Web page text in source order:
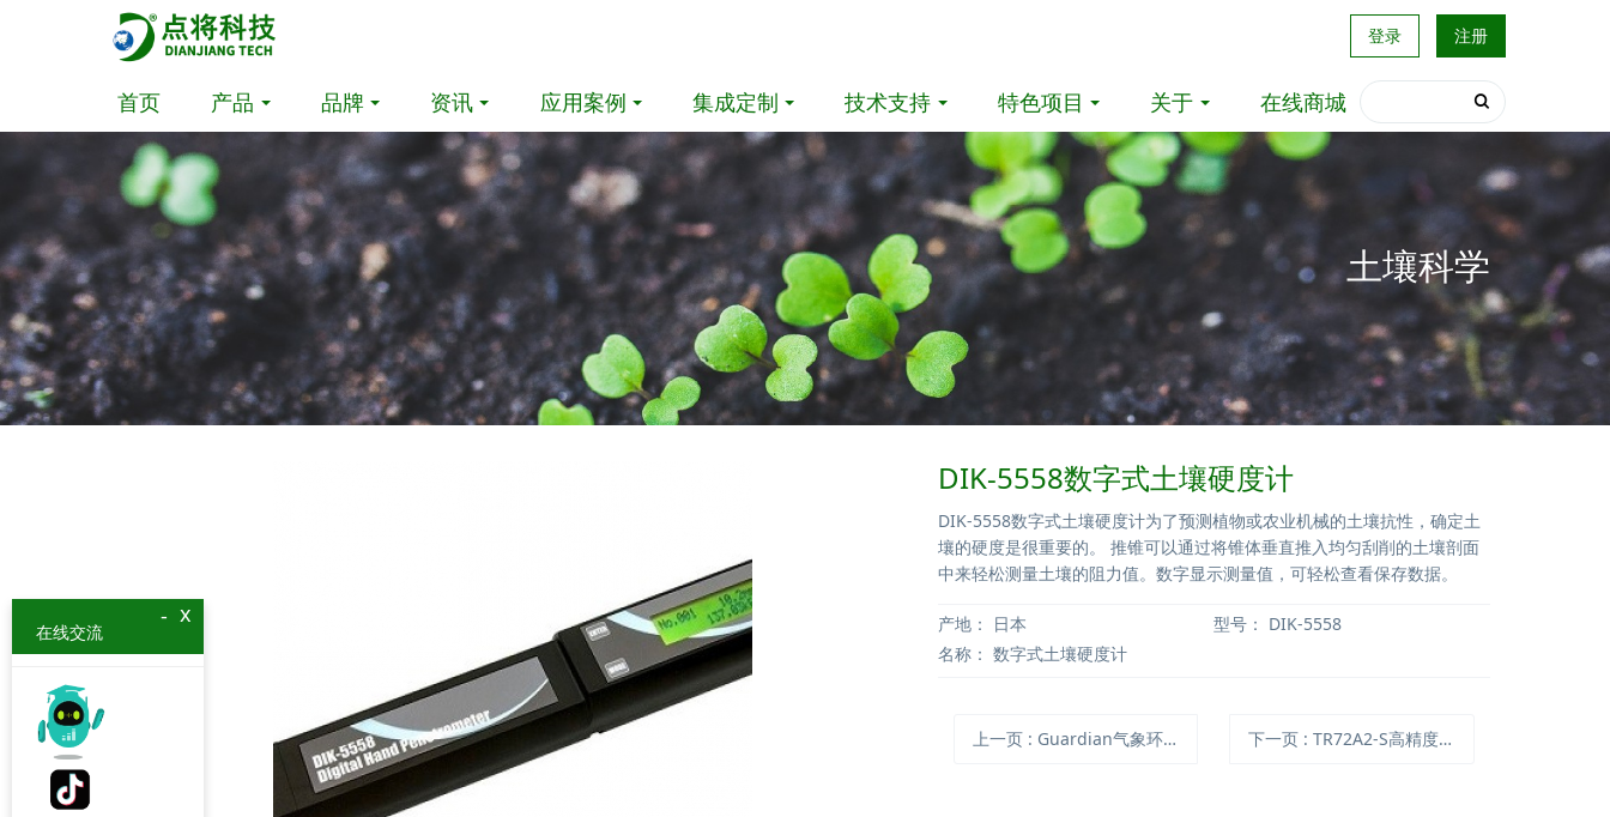
登录 注册
首页 产品 品牌 资讯 应用案例 集成定制 技术支持 特色项目 关于 在线商城
土壤科学
DIK-5558数字式土壤硬度计
DIK-5558数字式土壤硬度计为了预测植物或农业机械的土壤抗性，确定土
壤的硬度是很重要的。 推锥可以通过将锥体垂直推入均匀刮削的土壤剖面
中来轻松测量土壤的阻力值。数字显示测量值，可轻松查看保存数据。
产地： 日本 型号： DIK-5558
名称： 数字式土壤硬度计
上一页 : Guardian气象环境多参数监测仪 下一页 : TR72A2-S高精度无线局域网温湿度记录仪
x
-
在线交流